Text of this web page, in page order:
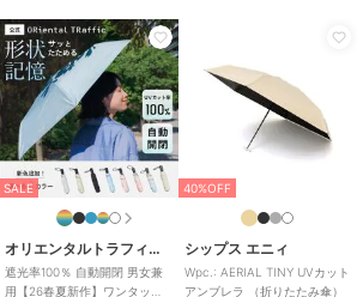
シルバー、ブラック、ベージュ
Ｆ
傘生地の組成 ﾎ゜ﾘｴｽﾃﾙ 100% 親骨
の長さ 47cm
商品のお取り扱い方法
カンボジア
SALE
オリエンタルトラフィック
遮光率100％ 自動開閉 男女兼
用【26春夏新作】ワンタッチ
40%OFF
シップス エニィ
Wpc.: AERIAL TINY UVカット
アンブレラ （折りたたみ傘）